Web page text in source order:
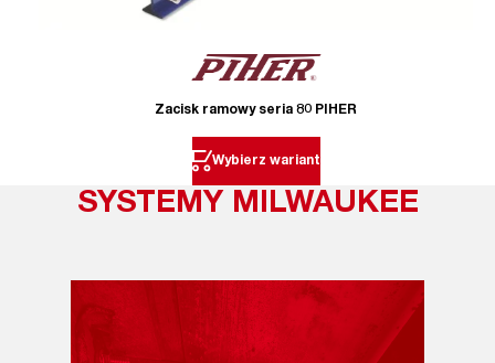
Zacisk ramowy seria 80 PIHER
Wybierz wariant
SYSTEMY MILWAUKEE